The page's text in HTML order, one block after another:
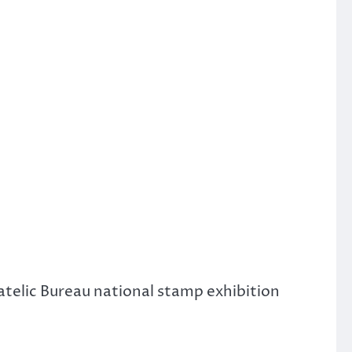
Bureau national stamp exhibition